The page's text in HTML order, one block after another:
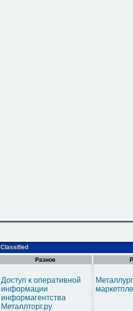
Classified
Разное
Доступ к оперативной
информации
информагентства
Металлторг.ру